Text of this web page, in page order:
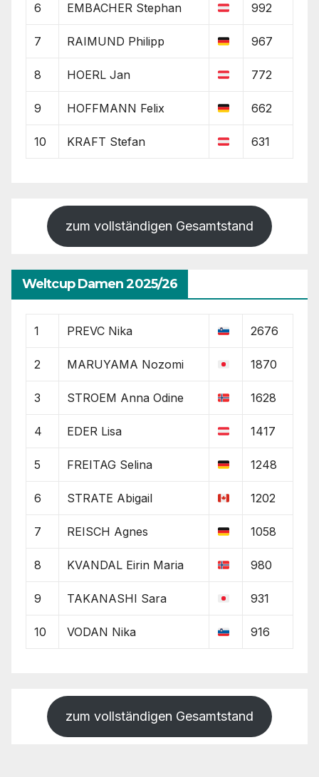
6 EMBACHER Stephan 992
7 RAIMUND Philipp 967
8 HOERL Jan 772
9 HOFFMANN Felix 662
10 KRAFT Stefan 631
zum vollständigen Gesamtstand
Weltcup Damen 2025/26
1 PREVC Nika 2676
2 MARUYAMA Nozomi 1870
3 STROEM Anna Odine 1628
4 EDER Lisa 1417
5 FREITAG Selina 1248
6 STRATE Abigail 1202
7 REISCH Agnes 1058
8 KVANDAL Eirin Maria 980
9 TAKANASHI Sara 931
10 VODAN Nika 916
zum vollständigen Gesamtstand